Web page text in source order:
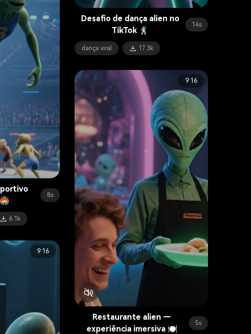
Desafio de dança alien no
TikTok 🕺
14s
dança viral 17.3k
🏟️
8s
6.1k
9:16
Restaurante alien —
experiência imersiva 🍽️
5s
9:16